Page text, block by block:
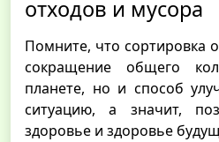
отходов и мусора
Помните, что сортировка
сокращение общего
планете, но и способ
ситуацию, а значит,
здоровье и здоровье